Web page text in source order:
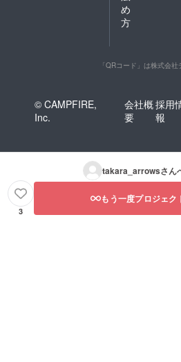
め
方
「QRコード」は株式会
© CAMPFIRE,
Inc.
会社概
要
採用
報
takara_arrowsさん
3
もう一度プロジェ